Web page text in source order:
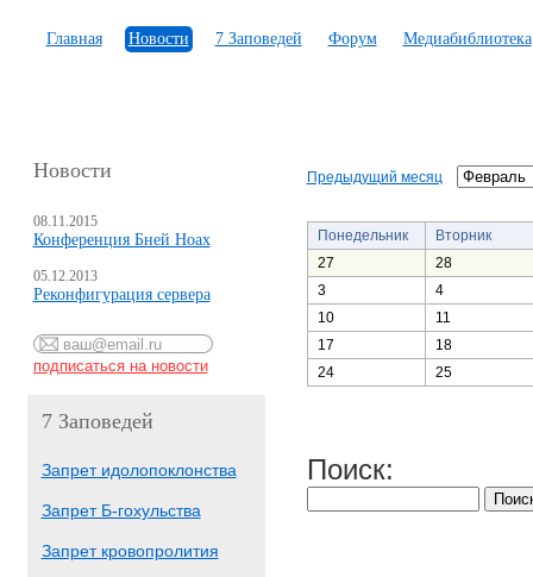
Главная Новости 7 Заповедей Форум Медиабиблиотека
Новости
08.11.2015
Конференция Бней Ноах
05.12.2013
Реконфигурация сервера
7 Заповедей
Запрет идолопоклонства
Запрет Б-гохульства
Запрет кровопролития
Предыдущий месяц
Понедельник
Вторник
27
28
3
4
10
11
17
18
24
25
Поиск: